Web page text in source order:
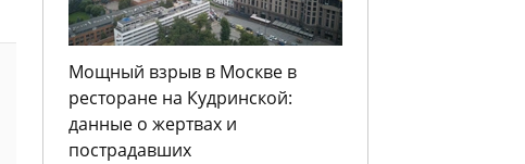
Мощный взрыв в Москве в
ресторане на Кудринской:
данные о жертвах и
пострадавших